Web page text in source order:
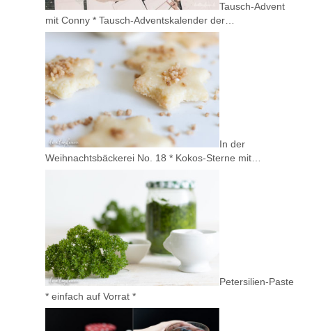
Tausch-Advent
mit Conny * Tausch-Adventskalender der…
In der
Weihnachtsbäckerei No. 18 * Kokos-Sterne mit…
Petersilien-Paste
* einfach auf Vorrat *